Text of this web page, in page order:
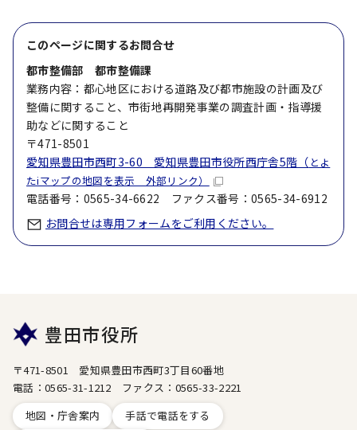
このページに関するお問合せ
都市整備部 都市整備課
業務内容：都心地区における道路及び都市施設の計画及び
整備に関すること、市街地再開発事業の調査計画・指導援
助などに関すること
〒471-8501
愛知県豊田市西町3-60 愛知県豊田市役所西庁舎5階（ とよ
たiマップの地図を表示 外部リンク）
電話番号：0565-34-6622 ファクス番号：0565-34-6912
お問合せは専用フォームをご利用ください。
豊田市役所
〒471-8501 愛知県豊田市西町3丁目60番地
電話：0565-31-1212 ファクス：0565-33-2221
地図・庁舎案内
手話で電話をする